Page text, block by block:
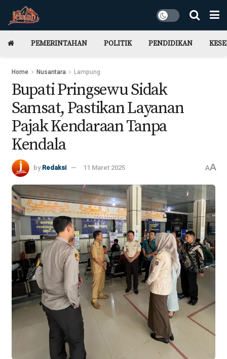
PEMERINTAHAN POLITIK PENDIDIKAN
Home Nusantara Lampung
Bupati Pringsewu Sidak
Samsat, Pastikan Layanan
Pajak Kendaraan Tanpa
Kendala
by Redaksi 11 Maret 2025 AA